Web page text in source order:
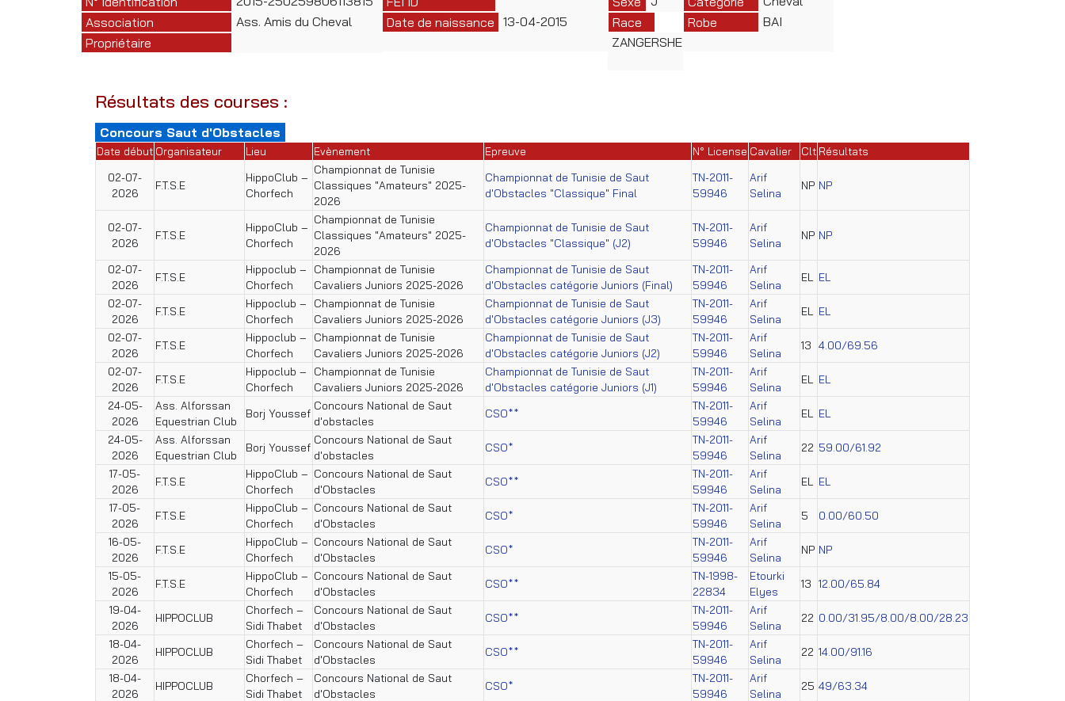
Association
Ass. Amis du Cheval
Propriétaire
Date de naissance 13-04-2015
Race
ZANGERSHEIDE
Robe
BAI
Résultats des courses :
Concours Saut d'Obstacles
Date début Organisateur Lieu Evènement Epreuve N° License Cavalier Clt Résultats
02-07-
2026
F.T.S.E
HippoClub –
Chorfech
Championnat de Tunisie
Classiques "Amateurs" 2025-
2026
Championnat de Tunisie de Saut
d'Obstacles "Classique" Final
TN-2011-
59946
Arif
Selina
NP NP
02-07-
2026
F.T.S.E
HippoClub –
Chorfech
Championnat de Tunisie
Classiques "Amateurs" 2025-
2026
Championnat de Tunisie de Saut
d'Obstacles "Classique" (J2)
TN-2011-
59946
Arif
Selina
NP NP
02-07-
2026
F.T.S.E
Hippoclub –
Chorfech
Championnat de Tunisie
Cavaliers Juniors 2025-2026
Championnat de Tunisie de Saut
d'Obstacles catégorie Juniors (Final)
TN-2011-
59946
Arif
Selina
EL EL
02-07-
2026
F.T.S.E
Hippoclub –
Chorfech
Championnat de Tunisie
Cavaliers Juniors 2025-2026
Championnat de Tunisie de Saut
d'Obstacles catégorie Juniors (J3)
TN-2011-
59946
Arif
Selina
EL EL
02-07-
2026
F.T.S.E
Hippoclub –
Chorfech
Championnat de Tunisie
Cavaliers Juniors 2025-2026
Championnat de Tunisie de Saut
d'Obstacles catégorie Juniors (J2)
TN-2011-
59946
Arif
Selina
13 4.00/69.56
02-07-
2026
F.T.S.E
Hippoclub –
Chorfech
Championnat de Tunisie
Cavaliers Juniors 2025-2026
Championnat de Tunisie de Saut
d'Obstacles catégorie Juniors (J1)
TN-2011-
59946
Arif
Selina
EL EL
24-05-
2026
Ass. Alforssan
Equestrian Club
Borj Youssef
Concours National de Saut
d'obstacles
CSO**
TN-2011-
59946
Arif
Selina
EL EL
24-05-
2026
Ass. Alforssan
Equestrian Club
Borj Youssef
Concours National de Saut
d'obstacles
CSO*
TN-2011-
59946
Arif
Selina
22 59.00/61.92
17-05-
2026
F.T.S.E
HippoClub –
Chorfech
Concours National de Saut
d'Obstacles
CSO**
TN-2011-
59946
Arif
Selina
EL EL
17-05-
2026
F.T.S.E
HippoClub –
Chorfech
Concours National de Saut
d'Obstacles
CSO*
TN-2011-
59946
Arif
Selina
5 0.00/60.50
16-05-
2026
F.T.S.E
HippoClub –
Chorfech
Concours National de Saut
d'Obstacles
CSO*
TN-2011-
59946
Arif
Selina
NP NP
15-05-
2026
F.T.S.E
HippoClub –
Chorfech
Concours National de Saut
d'Obstacles
CSO**
TN-1998-
22834
Etourki
Elyes
13 12.00/65.84
19-04-
2026
HIPPOCLUB
Chorfech –
Sidi Thabet
Concours National de Saut
d'Obstacles
CSO**
TN-2011-
59946
Arif
Selina
22 0.00/31.95/8.00/8.00/28.23
18-04-
2026
HIPPOCLUB
Chorfech –
Sidi Thabet
Concours National de Saut
d'Obstacles
CSO**
TN-2011-
59946
Arif
Selina
22 14.00/91.16
18-04-
2026
HIPPOCLUB
Chorfech –
Sidi Thabet
Concours National de Saut
d'Obstacles
CSO*
TN-2011-
59946
Arif
Selina
25 49/63.34